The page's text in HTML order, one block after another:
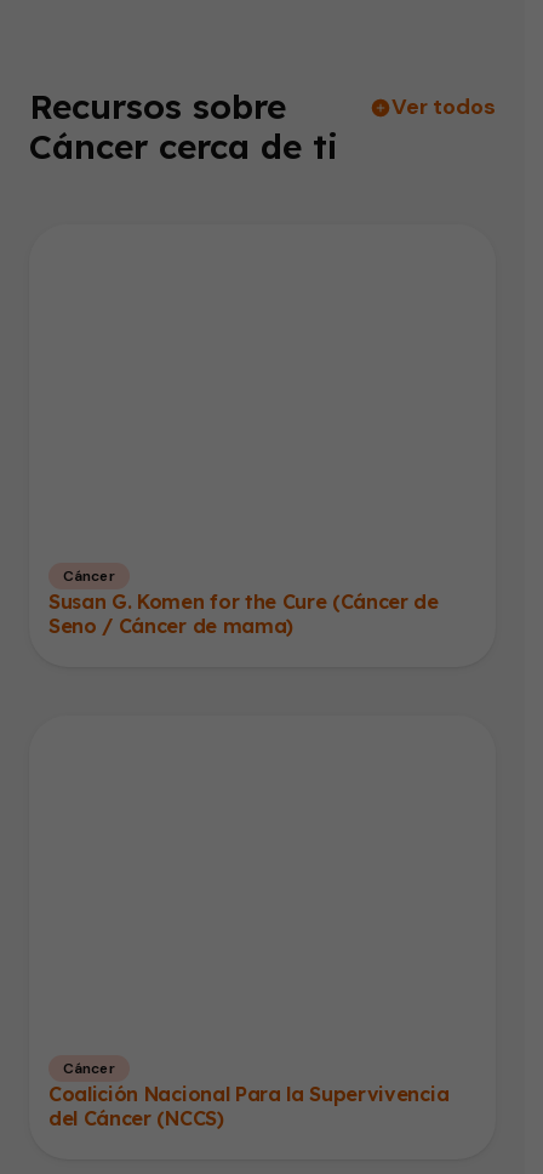
Recursos sobre
Cáncer cerca de ti
Ver todos
Cáncer
Susan G. Komen for the Cure (Cáncer de
Seno / Cáncer de mama)
Cáncer
Coalición Nacional Para la Supervivencia
del Cáncer (NCCS)